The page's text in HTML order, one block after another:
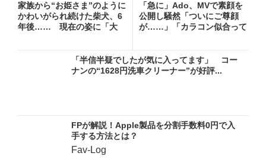
家族から“お姫さま”のように
かわいがられ続けた柴犬、6
年後…… 現在の姿に「大
「急に」Ado、MVで素顔を
公開し騒然「ついにご尊顔
が……」「カラコン似合って
「半信半疑でしたが気に入ってます」 コー
ナンの“1628円洗車クリーナー”が好評...
FPが解説！Apple製品を分割手数料0円で入
手する方法とは？
Fav-Log